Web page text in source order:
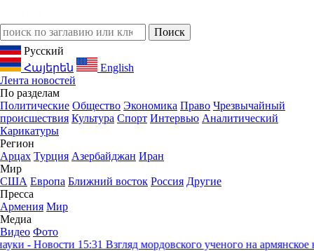
Русский
Հայերեն
English
Лента новостей
По разделам
Политические Общество Экономика Право Чрезвычайный
происшествия Культура Спорт Интервью Аналитический
Карикатуры
Регион
Арцах Турция Азербайджан Иран
Мир
США Европа Ближний восток Россия Другие
Пресса
Армения Мир
Медиа
Видео Фото
- Новости15:31Взгляд мордовского ученого на армянское